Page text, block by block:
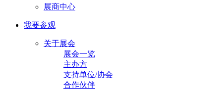
展商中心
我要参观
关于展会
展会一览
主办方
支持单位/协会
合作伙伴